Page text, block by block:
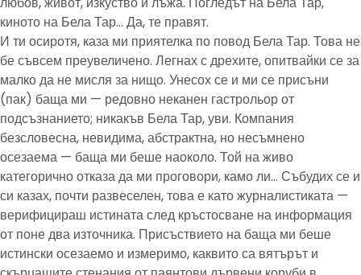
киното на Бела Тар… Да, те правят.
И ти осиротя, каза ми приятелка по повод Бела Тар. Това не
бе съвсем преувеличено. Легнах с дрехите, опитвайки се за
малко да не мисля за нищо. Унесох се и ми се присъни
(пак) баща ми — редовно неканен гастрольор от
подсъзнанието; никакъв Бела Тар, уви. Компания
безсловесна, невидима, абстрактна, но несъмнено
осезаема — баща ми беше наоколо. Той на живо
категорично отказа да ми проговори, камо ли… Събудих се и
си казах, почти развеселен, това е като журналистиката —
верифицираш истината след кръстосване на информация
от поне два източника. Присъствието на баща ми беше
истински осезаемо и измеримо, каквито са вятърът и